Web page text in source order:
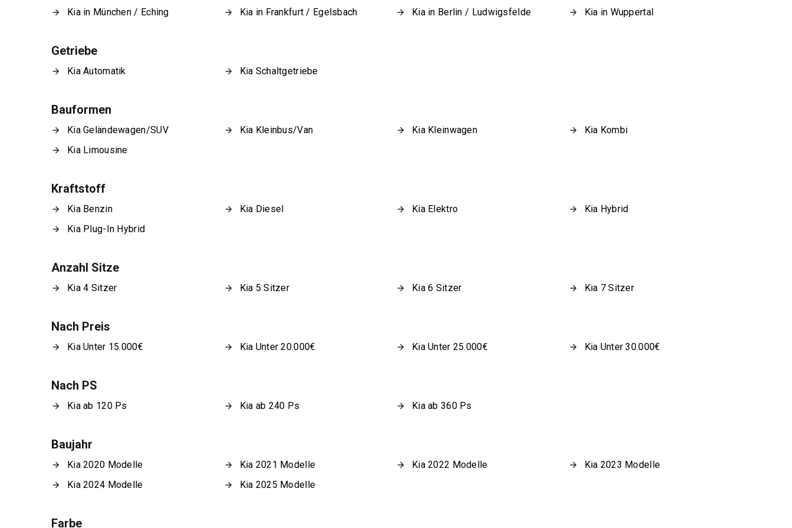
Kia in München / Eching Kia in Frankfurt / Egelsbach Kia in Berlin / Ludwigsfelde Kia in Wuppertal
Getriebe
Kia Automatik Kia Schaltgetriebe
Bauformen
Kia Geländewagen/SUV Kia Kleinbus/Van Kia Kleinwagen
Kia Kombi
Kia Limousine
Kraftstoff
Kia Benzin Kia Diesel Kia Elektro
Kia Hybrid
Kia Plug-In Hybrid
Anzahl Sitze
Kia 4 Sitzer Kia 5 Sitzer Kia 6 Sitzer Kia 7 Sitzer
Nach Preis
Kia Unter 15.000€ Kia Unter 20.000€ Kia Unter 25.000€ Kia Unter 30.000€
Nach PS
Kia ab 120 Ps Kia ab 240 Ps Kia ab 360 Ps
Baujahr
Kia 2020 Modelle Kia 2021 Modelle Kia 2022 Modelle
Kia 2023 Modelle
Kia 2024 Modelle
Kia 2025 Modelle
Farbe